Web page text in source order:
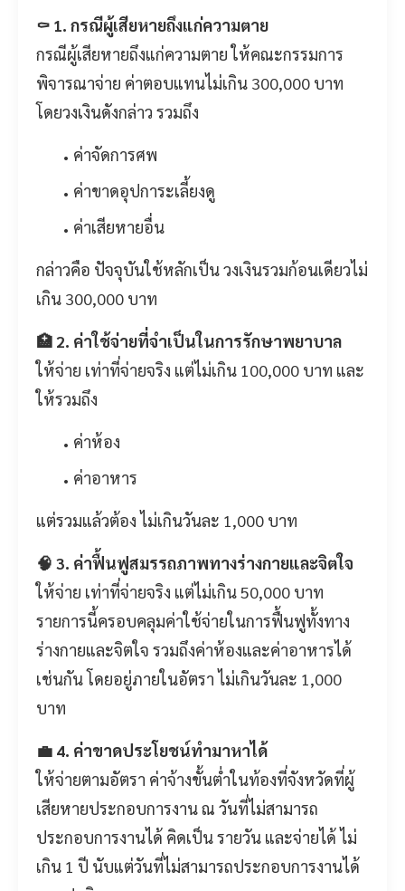
⚰️ 1. กรณีผู้เสียหายถึงแก่ความตาย
กรณีผู้เสียหายถึงแก่ความตาย ให้คณะกรรมการ
พิจารณาจ่าย ค่าตอบแทนไม่เกิน 300,000 บาท
โดยวงเงินดังกล่าว รวมถึง
ค่าจัดการศพ
ค่าขาดอุปการะเลี้ยงดู
ค่าเสียหายอื่น
กล่าวคือ ปัจจุบันใช้หลักเป็น วงเงินรวมก้อนเดียวไม่
เกิน 300,000 บาท
🏥 2. ค่าใช้จ่ายที่จำเป็นในการรักษาพยาบาล
ให้จ่าย เท่าที่จ่ายจริง แต่ไม่เกิน 100,000 บาท และ
ให้รวมถึง
ค่าห้อง
ค่าอาหาร
แต่รวมแล้วต้อง ไม่เกินวันละ 1,000 บาท
🧠 3. ค่าฟื้นฟูสมรรถภาพทางร่างกายและจิตใจ
ให้จ่าย เท่าที่จ่ายจริง แต่ไม่เกิน 50,000 บาท
รายการนี้ครอบคลุมค่าใช้จ่ายในการฟื้นฟูทั้งทาง
ร่างกายและจิตใจ รวมถึงค่าห้องและค่าอาหารได้
เช่นกัน โดยอยู่ภายในอัตรา ไม่เกินวันละ 1,000
บาท
💼 4. ค่าขาดประโยชน์ทำมาหาได้
ให้จ่ายตามอัตรา ค่าจ้างขั้นต่ำในท้องที่จังหวัดที่ผู้
เสียหายประกอบการงาน ณ วันที่ไม่สามารถ
ประกอบการงานได้ คิดเป็น รายวัน และจ่ายได้ ไม่
เกิน 1 ปี นับแต่วันที่ไม่สามารถประกอบการงานได้